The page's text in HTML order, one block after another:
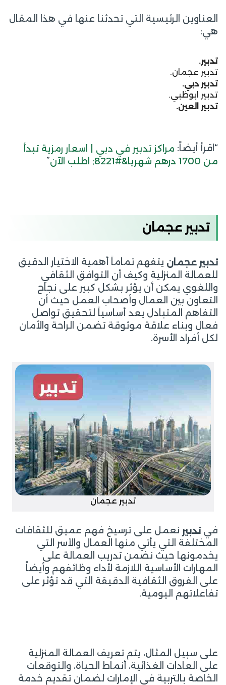
العناوين الرئيسية التي تحدثنا عنها في هذا المقال
هي:
تدبير.
تدبير عجمان.
تدبير دبي.
تدبير ابوظبي.
تدبير العين.
“اقرأ أيضاً: مراكز تدبير في دبي | اسعار رمزية تبدأ
من 1700 درهم شهريا&#8221; اطلب الآن
”
تدبير عجمان
تدبير عجمان يتفهم تماماً أهمية الاختيار الدقيق
للعمالة المنزلية وكيف أن التوافق الثقافي
واللغوي يمكن أن يؤثر بشكل كبير على نجاح
التعاون بين العمال وأصحاب العمل حيث أن
التفاهم المتبادل يعد أساسياً لتحقيق تواصل
فعال وبناء علاقة موثوقة تضمن الراحة والأمان
لكل أفراد الأسرة.
تدبير عجمان
فيتدبير نعمل على ترسيخ فهم عميق للثقافات
المختلفة التي يأتي منها العمال والأسر التي
يخدمونها حيث نضمن تدريب العمالة على
المهارات الأساسية اللازمة لأداء وظائفهم وأيضاً
على الفروق الثقافية الدقيقة التي قد تؤثر على
تفاعلاتهم اليومية.
على سبيل المثال، يتم تعريف العمالة المنزلية
على العادات الغذائية، أنماط الحياة، والتوقعات
الخاصة بالتربية في الإمارات لضمان تقديم خدمة